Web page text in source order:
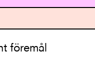
föremål